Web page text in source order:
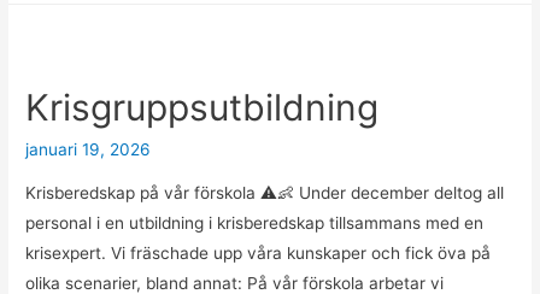
Småvisans
förskola
den
10
mars
Krisgruppsutbildning
januari 19, 2026
Krisberedskap på vår förskola ⚠️👶 Under december deltog all
personal i en utbildning i krisberedskap tillsammans med en
krisexpert. Vi fräschade upp våra kunskaper och fick öva på
olika scenarier, bland annat: På vår förskola arbetar vi